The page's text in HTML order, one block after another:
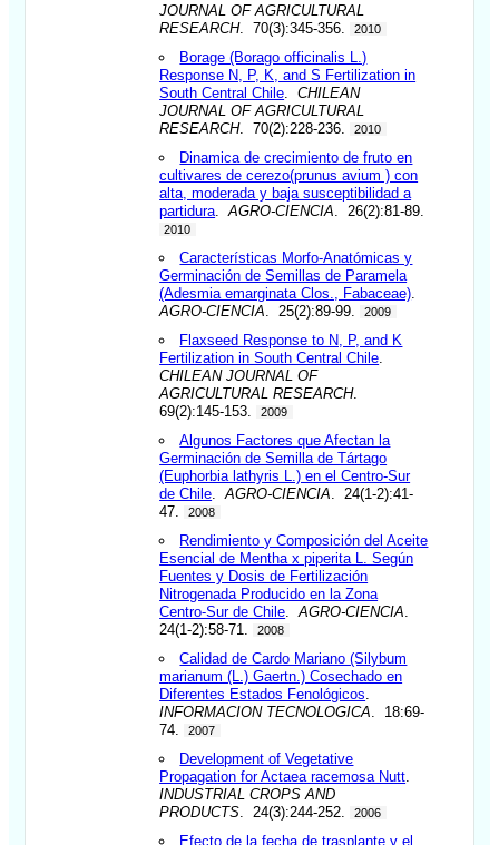
JOURNAL OF AGRICULTURAL
RESEARCH. 70(3):345-356. 2010
Borage (Borago officinalis L.)
Response N, P, K, and S Fertilization in
South Central Chile .CHILEAN
JOURNAL OF AGRICULTURAL
RESEARCH. 70(2):228-236. 2010
Dinamica de crecimiento de fruto en
cultivares de cerezo(prunus avium ) con
alta, moderada y baja susceptibilidad a
partidura .AGRO-CIENCIA . 26(2):81-89.
2010
Características Morfo-Anatómicas y
Germinación de Semillas de Paramela
(Adesmia emarginata Clos., Fabaceae)
AGRO-CIENCIA . 25(2):89-99. 2009
Flaxseed Response to N, P, and K
Fertilization in South Central Chile
CHILEAN JOURNAL OF
AGRICULTURAL RESEARCH.
69(2):145-153.
2009
Algunos Factores que Afectan la
Germinación de Semilla de Tártago
(Euphorbia lathyris L.) en el Centro-Sur
de Chile .AGRO-CIENCIA . 24(1-2):41-
47.
2008
Rendimiento y Composición del Aceite
Esencial de Mentha x piperita L. Según
Fuentes y Dosis de Fertilización
Nitrogenada Producido en la Zona
Centro-Sur de Chile .AGRO-CIENCIA
24(1-2):58-71.
2008
Calidad de Cardo Mariano (Silybum
marianum (L.) Gaertn.) Cosechado en
Diferentes Estados Fenológicos
INFORMACION TECNOLOGICA . 18:69-
74.
2007
Development of Vegetative
Propagation for Actaea racemosa Nutt
INDUSTRIAL CROPS AND
PRODUCTS . 24(3):244-252. 2006
Efecto de la fecha de trasplante y el